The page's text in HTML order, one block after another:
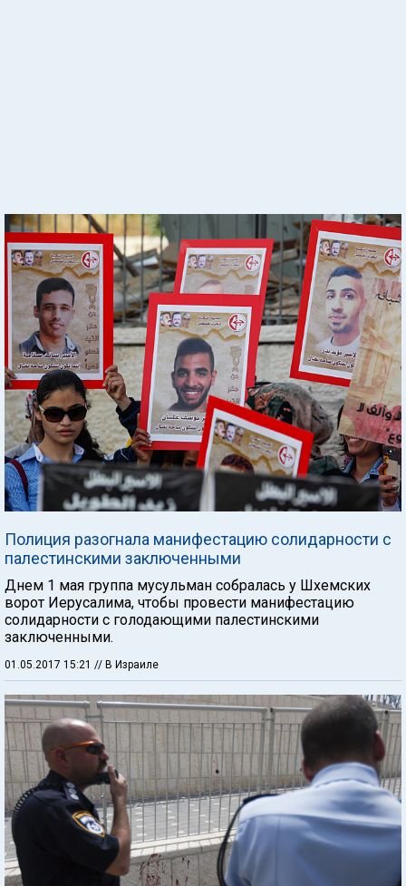
Полиция разогнала манифестацию солидарности с
палестинскими заключенными
Днем 1 мая группа мусульман собралась у Шхемских
ворот Иерусалима, чтобы провести манифестацию
солидарности с голодающими палестинскими
заключенными.
01.05.2017 15:21 // В Израиле